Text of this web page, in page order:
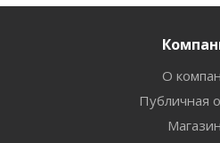
О
Публичная